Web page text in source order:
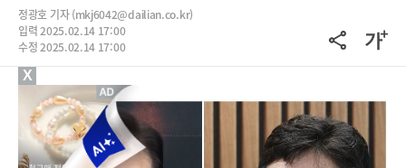
정광호 기자 (mkj6042@dailian.co.kr)
입력 2025.02.14 17:00
수정 2025.02.14 17:00
X